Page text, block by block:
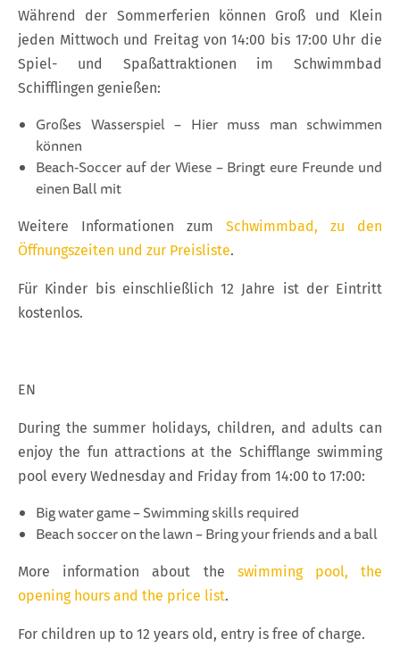
Während der Sommerferien können Groß und Klein
jeden Mittwoch und Freitag von 14:00 bis 17:00 Uhr die
Spiel- und Spaßattraktionen im Schwimmbad
Schifflingen genießen:
Großes Wasserspiel – Hier muss man schwimmen
können
Beach‑Soccer auf der Wiese – Bringt eure Freunde und
einen Ball mit
Weitere Informationen zum Schwimmbad, zu den
Öffnungszeiten und zur Preisliste.
Für Kinder bis einschließlich 12 Jahre ist der Eintritt
kostenlos.
EN
During the summer holidays, children, and adults can
enjoy the fun attractions at the Schifflange swimming
pool every Wednesday and Friday from 14:00 to 17:00:
Big water game – Swimming skills required
Beach soccer on the lawn – Bring your friends and a ball
More information about the swimming pool, the
opening hours and the price list.
For children up to 12 years old, entry is free of charge.